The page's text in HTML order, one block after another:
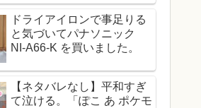
ドライアイロンで事足りる
と気づいてパナソニック
NI-A66-K を買いました。
【ネタバレなし】平和すぎ
て泣ける。「ぽこ あ ポケモ